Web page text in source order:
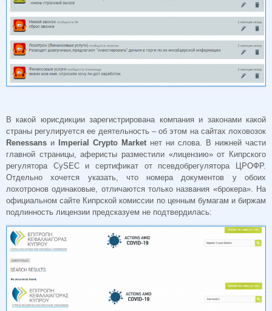
В какой юрисдикции зарегистрирована компания и законами какой
страны регулируется ее деятельность – об этом на сайтах лоховозок
Renessans и Imperial Crypto Market нет ни слова. В нижней части
главной страницы, аферисты разместили «лицензию» от Кипрского
регулятора CySEC и сертификат от псевдобрегулятора ЦРОФР.
Отдельно хочется указать, что номера документов у обоих
лохотронов одинаковые, отличаются только названия «брокера». На
официальном сайте Кипрской комиссии по ценным бумагам и биржам
подлинность лицензии предсказуем не подтвердилась: